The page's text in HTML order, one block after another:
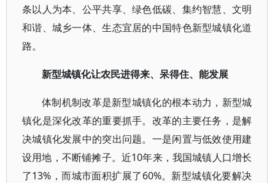
条以人为本、公平共享、绿色低碳、集约智慧、文明
和谐、城乡一体、生态宜居的中国特色新型城镇化道
路。
新型城镇化让农民进得来、呆得住、能发展
体制机制改革是新型城镇化的根本动力，新型城
镇化是深化改革的重要抓手。改革的主要任务，是解
决城镇化发展中的突出问题。一是闲置与低效使用建
设用地，不断铺摊子。近10年来，我国城镇人口增长
了13%，而城市面积扩展了60%。新型城镇化要解决